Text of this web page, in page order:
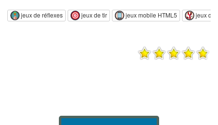
jeux de réflexes jeux de tir jeux mobile HTML5 jeux de